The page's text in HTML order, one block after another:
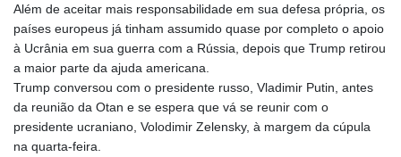
QAR 4.213104
RON 5.244535
RSD 117.352589
RUB 95.451742
RWF 1697.791072
SAR 4.326647
SBD 9.319009
Além de aceitar mais responsabilidade em sua defesa própria, os
países europeus já tinham assumido quase por completo o apoio
à Ucrânia em sua guerra com a Rússia, depois que Trump retirou
a maior parte da ajuda americana.
Trump conversou com o presidente russo, Vladimir Putin, antes
da reunião da Otan e se espera que vá se reunir com o
presidente ucraniano, Volodimir Zelensky, à margem da cúpula
na quarta-feira.